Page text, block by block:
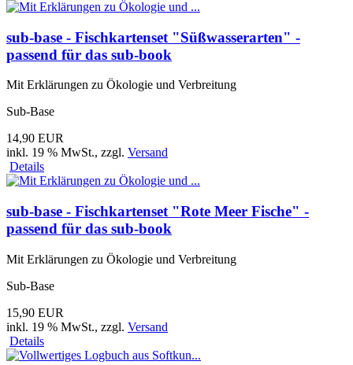
sub-base - Fischkartenset "Süßwasserarten" -
passend für das sub-book
Mit Erklärungen zu Ökologie und Verbreitung
Sub-Base
14,90 EUR
inkl. 19 % MwSt., zzgl. Versand
Details
sub-base - Fischkartenset "Rote Meer Fische" -
passend für das sub-book
Mit Erklärungen zu Ökologie und Verbreitung
Sub-Base
15,90 EUR
inkl. 19 % MwSt., zzgl. Versand
Details